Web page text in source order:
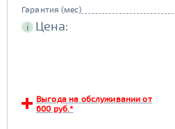
Гарантия (мес)
i Цена:
Выгода на обслуживании от
600 руб.*